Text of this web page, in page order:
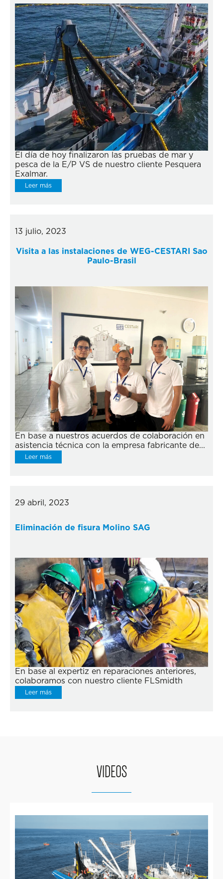
El día de hoy finalizaron las pruebas de mar y
pesca de la E/P VS de nuestro cliente Pesquera
Exalmar.
Leer más
13 julio, 2023
Visita a las instalaciones de WEG-CESTARI Sao
Paulo-Brasil
En base a nuestros acuerdos de colaboración en
asistencia técnica con la empresa fabricante de...
Leer más
29 abril, 2023
Eliminación de fisura Molino SAG
En base al expertiz en reparaciones anteriores,
colaboramos con nuestro cliente FLSmidth
Leer más
VIDEOS